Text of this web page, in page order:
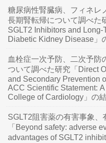
糖尿病性腎臓病、フィネレ
長期腎転帰について調べた
SGLT2 Inhibitors and
Diabetic Kidney Disease」
血栓症一次予防、二次予防
ついて調べた研究「Direct
and Secondary Prevention
ACC Scientific Statement:
College of Cardiology」の
SGLT2阻害薬の有害事象
「Beyond safety: adverse
advantages of SGLT2